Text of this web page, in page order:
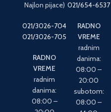
Najlon pijace)
021/3026-704
021/3026-705
RADNO
VREME
radnim
danima:
08:00 –
021/654-6537
RADNO
VREME
radnim
danima:
08:00 –
20:00
subotom:
08:00 –